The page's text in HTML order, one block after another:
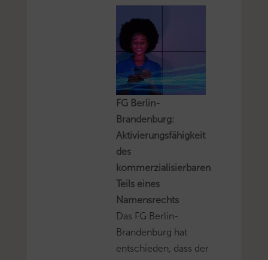
FG Berlin-
Brandenburg:
Aktivierungsfähigkeit
des
kommerzialisierbaren
Teils eines
Namensrechts
Das FG Berlin-
Brandenburg hat
entschieden, dass der